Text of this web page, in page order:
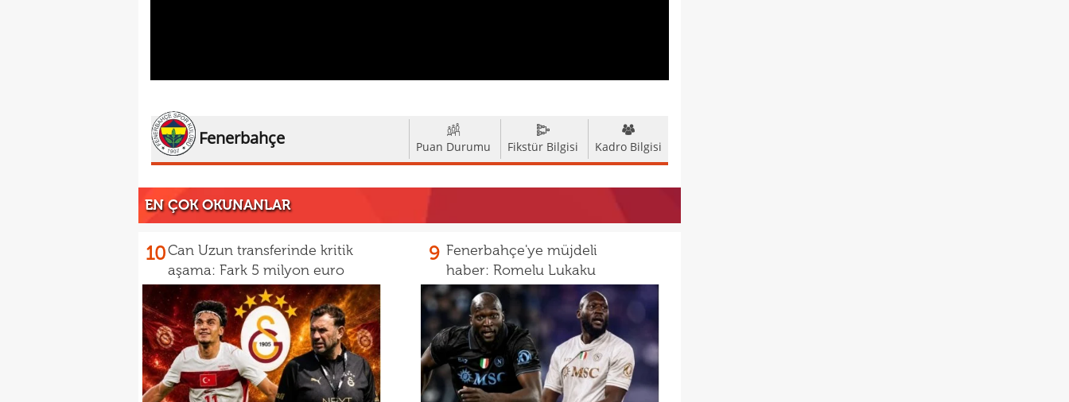
Fenerbahçe Puan Durumu Fikstür Bilgisi Kadro Bilgisi
EN ÇOK OKUNANLAR
10Can Uzun transferinde kritik
aşama: Fark 5 milyon euro
9 Fenerbahçe'ye müjdeli
haber: Romelu Lukaku